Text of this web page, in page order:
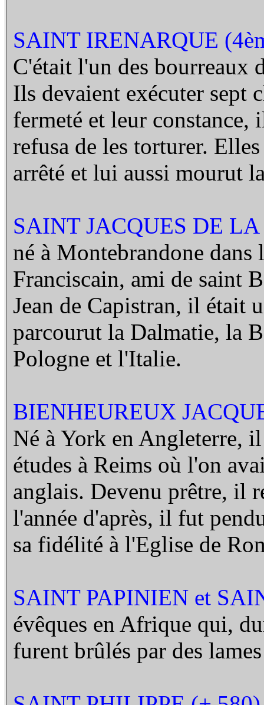
SAINT IRENARQUE
C'était l'un des bourreaux
Ils devaient exécuter sept
fermeté et leur constance,
refusa de les torturer.
arrêté et lui aussi mourut
SAINT JACQUES DE
né à Montebrandone dans
Franciscain, ami de saint
Jean de Capistran, il était
parcourut la Dalmatie, la
Pologne et l'Italie.
BIENHEUREUX
Né à York en Angleterre,
études à Reims où l'on
anglais. Devenu prêtre, il
l'année d'après, il fut
sa fidélité à l'Eglise de
SAINT PAPINIEN et
évêques en Afrique qui,
furent brûlés par des